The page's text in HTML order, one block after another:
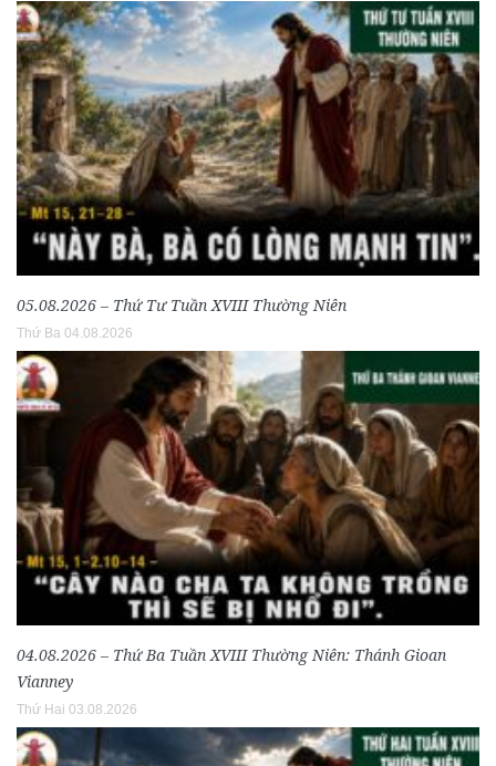
05.08.2026 – Thứ Tư Tuần XVIII Thường Niên
Thứ Ba 04.08.2026
04.08.2026 – Thứ Ba Tuần XVIII Thường Niên: Thánh Gioan
Vianney
Thứ Hai 03.08.2026